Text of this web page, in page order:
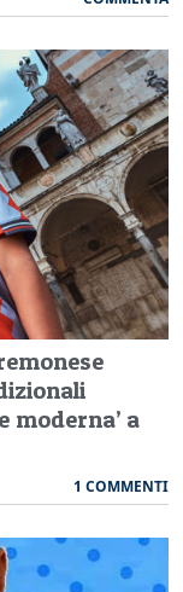
moderna’ a
1 COMMENTI